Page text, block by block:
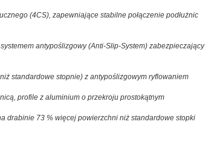
(4CS), zapewniające stabilne połączenie podłużnic
antypoślizgowy (Anti-Slip-System) zabezpieczający
standardowe stopnie) z antypoślizgowym ryflowaniem
profile z aluminium o przekroju prostokątnym
drabinie 73 % więcej powierzchni niż standardowe stopki